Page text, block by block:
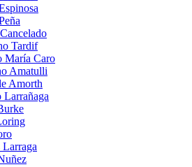
Tardif
María Caro
Amatulli
Amorth
Larrañaga
Larraga